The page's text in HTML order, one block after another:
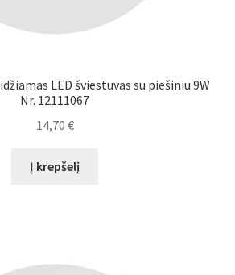
LED šviestuvas su piešiniu 9W
Nr. 12111067
14,70 €
Į krepšelį